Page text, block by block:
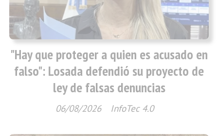
"Hay que proteger a quien es acusado en
falso": Losada defendió su proyecto de
ley de falsas denuncias
InfoTec 4.0
06/08/2026